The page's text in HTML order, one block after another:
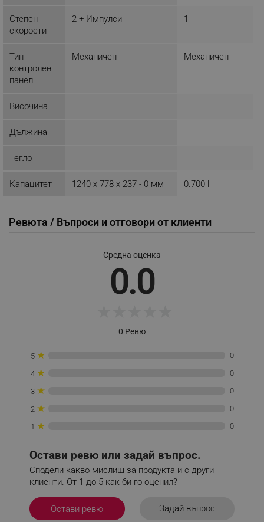
Степен
скорости
2 + Импулси 1
Тип
контролен
панел
Механичен Механичен
Височина
Дължина
Тегло
Капацитет 1240 x 778 x 237 - 0 мм 0.700 l
Ревюта / Въпроси и отговори от клиенти
Средна оценка
0.0
0 Ревю
5 ★ 0
4 ★ 0
3 ★ 0
2 ★ 0
1 ★ 0
Остави ревю или задай въпрос.
Сподели какво мислиш за продукта и с други
клиенти. От 1 до 5 как би го оценил?
Остави ревю Задай въпрос
основната функционалност на уебсайта, като
потребителско влизане и управление на
Provider /
_sgf_push_permission_asked
.alleop.bg
_sgf_delayed_actions, .alleop.bg
Google Privacy Policy